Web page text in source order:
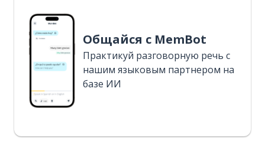
Общайся с MemBot
Практикуй разговорную речь с
нашим языковым партнером на
базе ИИ